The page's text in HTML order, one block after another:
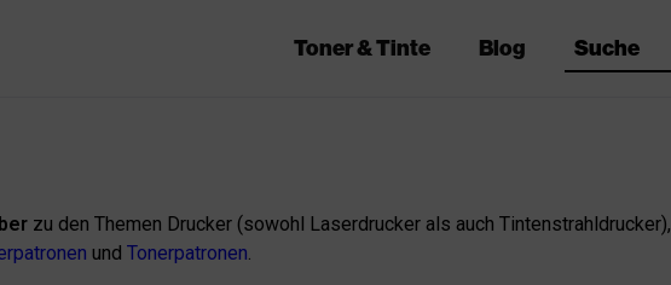
Toner & Tinte Blog Suche
zu den Themen Drucker (sowohl Laserdrucker als auch Tintenstrahldrucker),
undTonerpatronen.